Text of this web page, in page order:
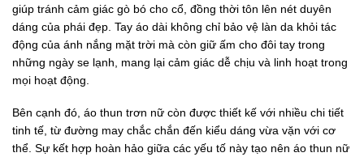
giúp tránh cảm giác gò bó cho cổ, đồng thời tôn lên nét duyên
dáng của phái đẹp. Tay áo dài không chỉ bảo vệ làn da khỏi tác
động của ánh nắng mặt trời mà còn giữ ấm cho đôi tay trong
những ngày se lạnh, mang lại cảm giác dễ chịu và linh hoạt trong
mọi hoạt động.
Bên cạnh đó, áo thun trơn nữ còn được thiết kế với nhiều chi tiết
tinh tế, từ đường may chắc chắn đến kiểu dáng vừa vặn với cơ
thể. Sự kết hợp hoàn hảo giữa các yếu tố này tạo nên áo thun nữ